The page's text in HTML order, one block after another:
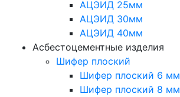
АЦЭИД 25мм
АЦЭИД 30мм
АЦЭИД 40мм
Асбестоцементные изделия
Шифер плоский
Шифер плоский 6 мм
Шифер плоский 8 мм